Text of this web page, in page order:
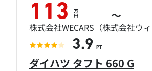
ダイハツ タフト 660 G
113 万
円 ～
株式会社WECARS（株式会社ウ
3.9 PT